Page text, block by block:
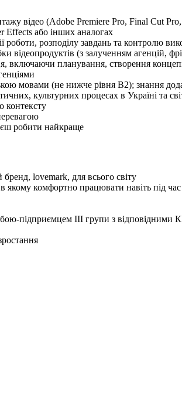
відео (Adobe Premiere Pro, Final Cut
Effects або інших аналогах
роботи, розподілу завдань та контролю
відеопродуктів (з залученням агенцій,
включаючи планування, створення
мовами (не нижче рівня B2); знання
культурних процесах в Україні та
контексту
робити найкраще
lovemark, для всього світу
комфортно працювати навіть під
підприємцем ІІІ групи з відповідними